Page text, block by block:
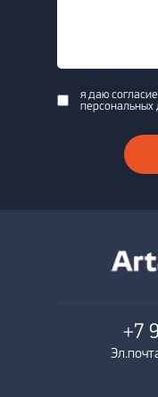
я даю
персональных
+7